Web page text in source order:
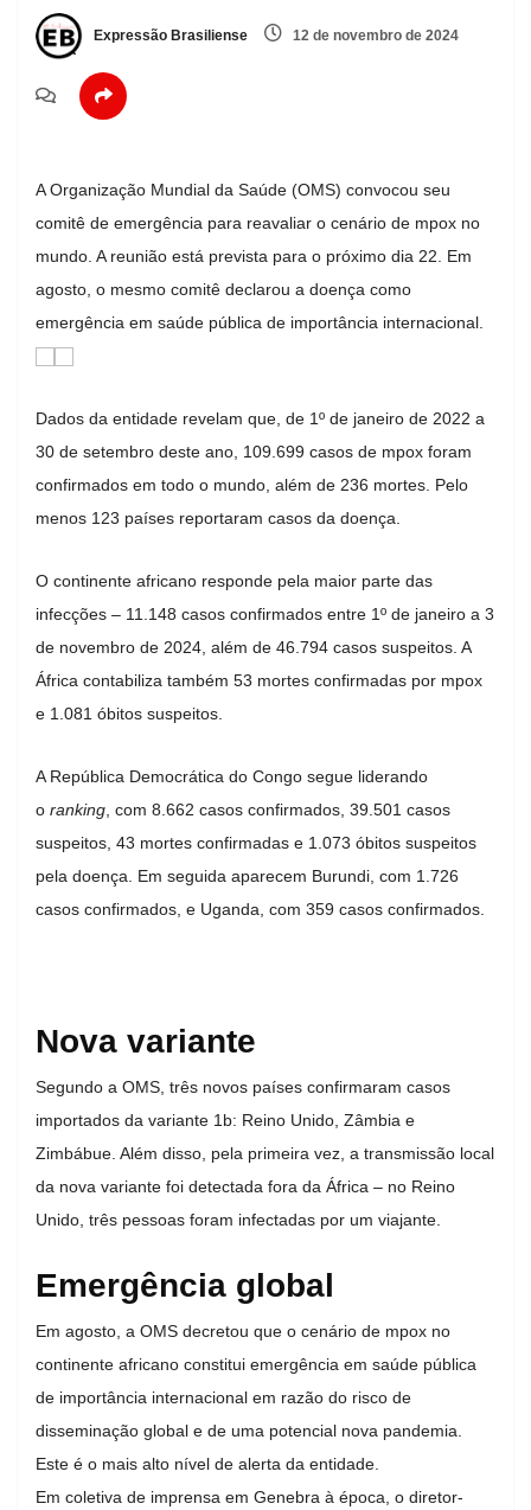
Expressão Brasiliense 12 de novembro de 2024
A Organização Mundial da Saúde (OMS) convocou seu
comitê de emergência para reavaliar o cenário de mpox no
mundo. A reunião está prevista para o próximo dia 22. Em
agosto, o mesmo comitê declarou a doença como
emergência em saúde pública de importância internacional.
Dados da entidade revelam que, de 1º de janeiro de 2022 a
30 de setembro deste ano, 109.699 casos de mpox foram
confirmados em todo o mundo, além de 236 mortes. Pelo
menos 123 países reportaram casos da doença.
O continente africano responde pela maior parte das
infecções – 11.148 casos confirmados entre 1º de janeiro a 3
de novembro de 2024, além de 46.794 casos suspeitos. A
África contabiliza também 53 mortes confirmadas por mpox
e 1.081 óbitos suspeitos.
A República Democrática do Congo segue liderando
o ranking , com 8.662 casos confirmados, 39.501 casos
suspeitos, 43 mortes confirmadas e 1.073 óbitos suspeitos
pela doença. Em seguida aparecem Burundi, com 1.726
casos confirmados, e Uganda, com 359 casos confirmados.
Nova variante
Segundo a OMS, três novos países confirmaram casos
importados da variante 1b: Reino Unido, Zâmbia e
Zimbábue. Além disso, pela primeira vez, a transmissão local
da nova variante foi detectada fora da África – no Reino
Unido, três pessoas foram infectadas por um viajante.
Emergência global
Em agosto, a OMS decretou que o cenário de mpox no
continente africano constitui emergência em saúde pública
de importância internacional em razão do risco de
disseminação global e de uma potencial nova pandemia.
Este é o mais alto nível de alerta da entidade.
Em coletiva de imprensa em Genebra à época, o diretor-